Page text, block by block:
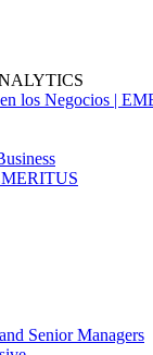
los Negocios |
Senior Managers